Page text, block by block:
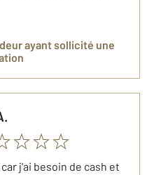
ayant sollicité une
j'ai besoin de cash et